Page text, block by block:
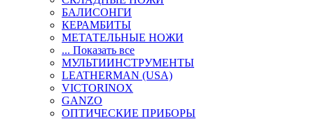
БАЛИСОНГИ
КЕРАМБИТЫ
МЕТАТЕЛЬНЫЕ НОЖИ
... Показать все
МУЛЬТИИНСТРУМЕНТЫ
LEATHERMAN (USA)
VICTORINOX
GANZO
ОПТИЧЕСКИЕ ПРИБОРЫ